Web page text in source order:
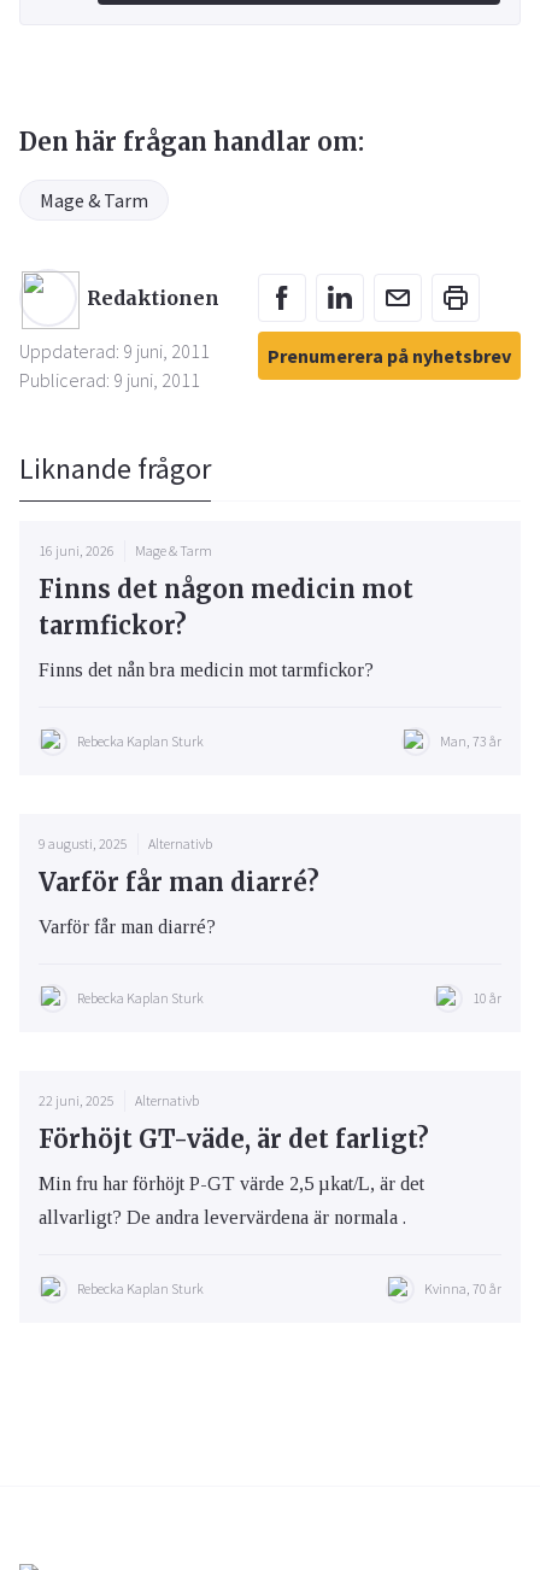
Den här frågan handlar om:
Mage & Tarm
Redaktionen
Uppdaterad: 9 juni, 2011
Publicerad: 9 juni, 2011
Prenumerera på nyhetsbrev
Liknande frågor
16 juni, 2026 Mage & Tarm
Finns det någon medicin mot
tarmfickor?
Finns det nån bra medicin mot tarmfickor?
Rebecka Kaplan Sturk Man, 73 år
9 augusti, 2025 Alternativb
Varför får man diarré?
Varför får man diarré?
Rebecka Kaplan Sturk 10 år
22 juni, 2025 Alternativb
Förhöjt GT-väde, är det farligt?
Min fru har förhöjt P-GT värde 2,5 µkat/L, är det
allvarligt? De andra levervärdena är normala .
Rebecka Kaplan Sturk Kvinna, 70 år